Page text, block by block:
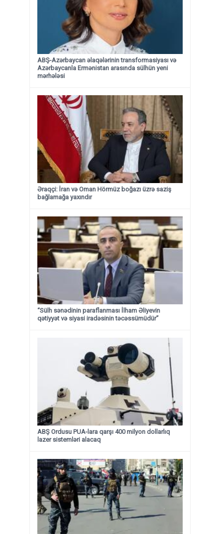
ABŞ-Azərbaycan əlaqələrinin transformasiyası və
Azərbaycanla Ermənistan arasında sülhün yeni
mərhələsi
Əraqçi: İran və Oman Hörmüz boğazı üzrə saziş
bağlamağa yaxındır
“Sülh sənədinin paraflanması İlham Əliyevin
qətiyyət və siyasi iradəsinin təcəssümüdür”
ABŞ Ordusu PUA-lara qarşı 400 milyon dollarlıq
lazer sistemləri alacaq